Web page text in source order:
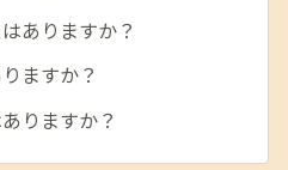
ありますか？
ますか？
りますか？